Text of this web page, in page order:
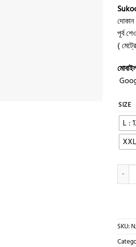
দোকান
পূর্ব
(
SIZE
L :
SKU: